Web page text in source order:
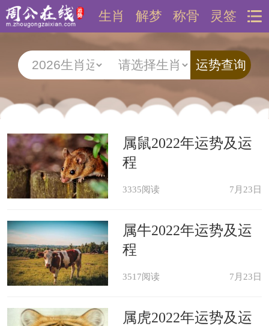
灵签
称骨
解梦
生肖
属鼠2022年运势及运
程
3335阅读 7月23日
属牛2022年运势及运
程
3517阅读 7月23日
属虎2022年运势及运